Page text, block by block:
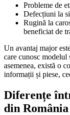
Probleme de
Defecțiuni la
Rugină la
beneficiat de
Un avantaj major
care cunosc
asemenea, există o
informații și piese,
Diferențe
din România